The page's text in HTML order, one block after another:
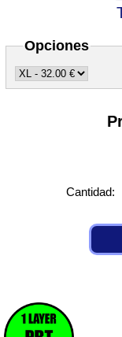
Opciones
Cantidad: